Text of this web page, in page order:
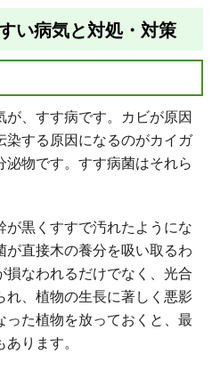
い病気と対処・対策
が、すす病です。カビが原因
する原因になるのがカイガ
物です。すす病菌はそれら
黒くすすで汚れたようにな
直接木の養分を吸い取るわ
なわれるだけでなく、光合
、植物の生長に著しく悪影
た植物を放っておくと、最
ります。